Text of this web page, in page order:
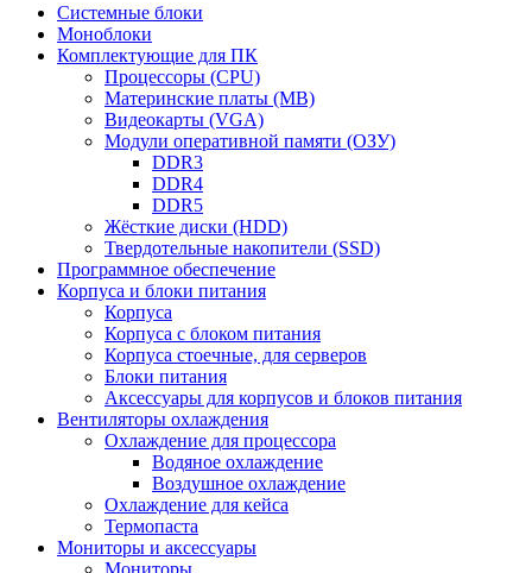
Системные блоки
Моноблоки
Комплектующие для ПК
Процессоры (CPU)
Материнские платы (MB)
Видеокарты (VGA)
Модули оперативной памяти (ОЗУ)
DDR3
DDR4
DDR5
Жёсткие диски (HDD)
Твердотельные накопители (SSD)
Программное обеспечение
Корпуса и блоки питания
Корпуса
Корпуса с блоком питания
Корпуса стоечные, для серверов
Блоки питания
Аксессуары для корпусов и блоков питания
Вентиляторы охлаждения
Охлаждение для процессора
Водяное охлаждение
Воздушное охлаждение
Охлаждение для кейса
Термопаста
Мониторы и аксессуары
Мониторы